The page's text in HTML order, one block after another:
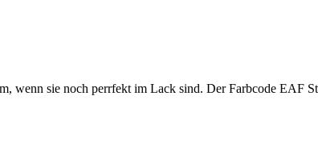
wenn sie noch perrfekt im Lack sind. Der Farbcode EAF